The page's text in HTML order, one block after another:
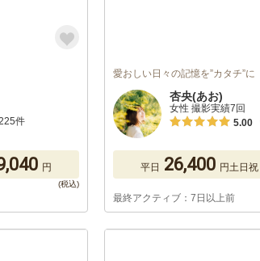
件
円
愛おしい日々の記憶を”カタチ”に
杏央(あお)
女性 撮影実績7回
5.00
平日 26,400 円土日祝
最終アクティブ：7日以上前